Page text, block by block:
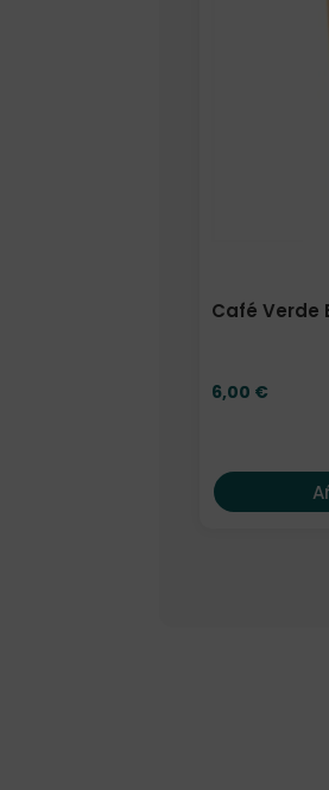
Café Verde
6,00 €